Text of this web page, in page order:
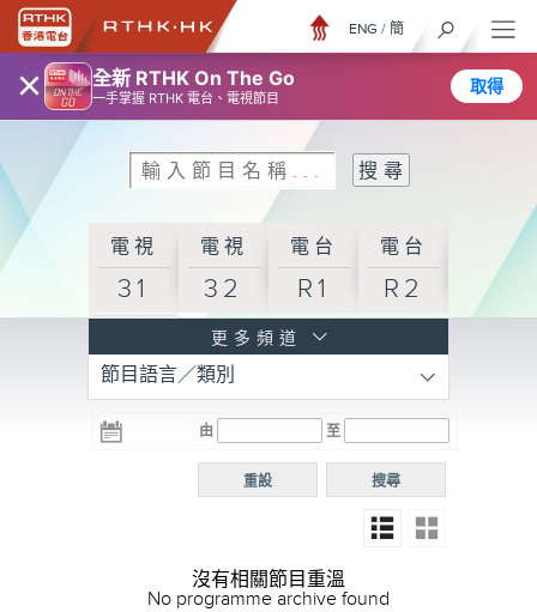
× 全新 RTHK On The Go
一手掌握 RTHK 電台、電視節目
取得
ENG / 簡
電視
31
電視
32
電台
R1
電台
R2
R3
電台 電台
R5
電台
普通
更多頻道
節目語言／類別
由 至
搜尋
重設
沒有相關節目重溫
No programme archive found